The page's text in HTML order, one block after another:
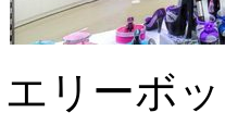
リーボ